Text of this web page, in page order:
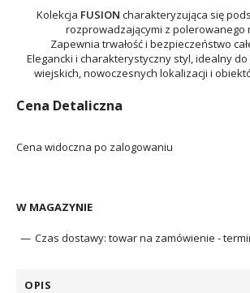
Kolekcja FUSION charakteryzująca się
rozprowadzającymi z polerowanego
Zapewnia trwałość i bezpieczeństwo
Elegancki i charakterystyczny styl, idealny
wiejskich, nowoczesnych lokalizacji i
Cena Detaliczna
Cena widoczna po zalogowaniu
W MAGAZYNIE
Czas dostawy: towar na zamówienie -
OPIS